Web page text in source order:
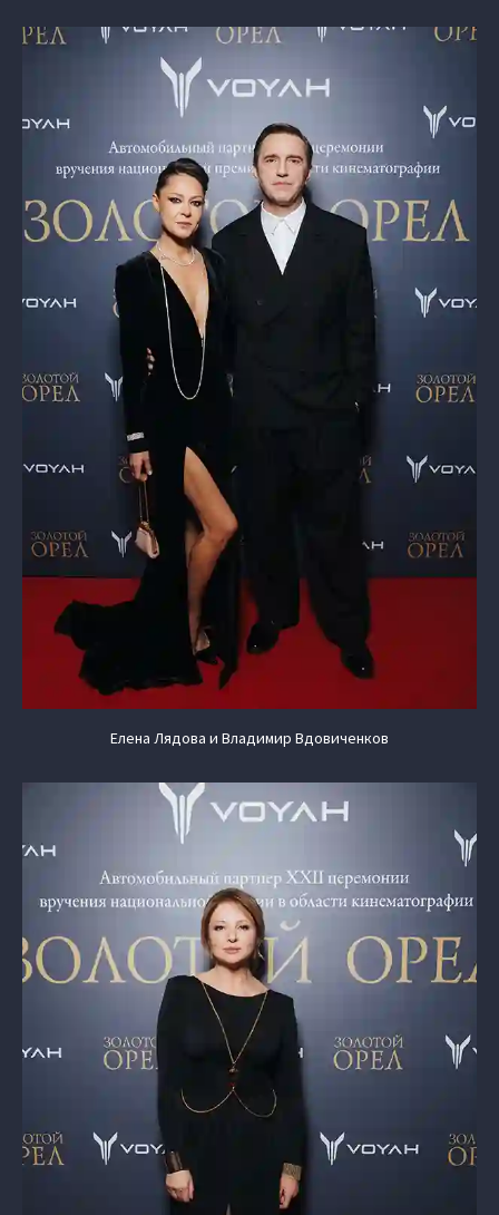
Елена Лядова и Владимир Вдовиченков